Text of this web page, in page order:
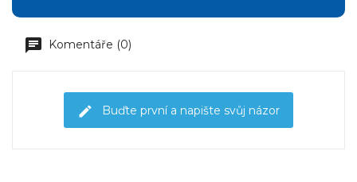
Komentáře (0)
Buďte první a napište svůj názor